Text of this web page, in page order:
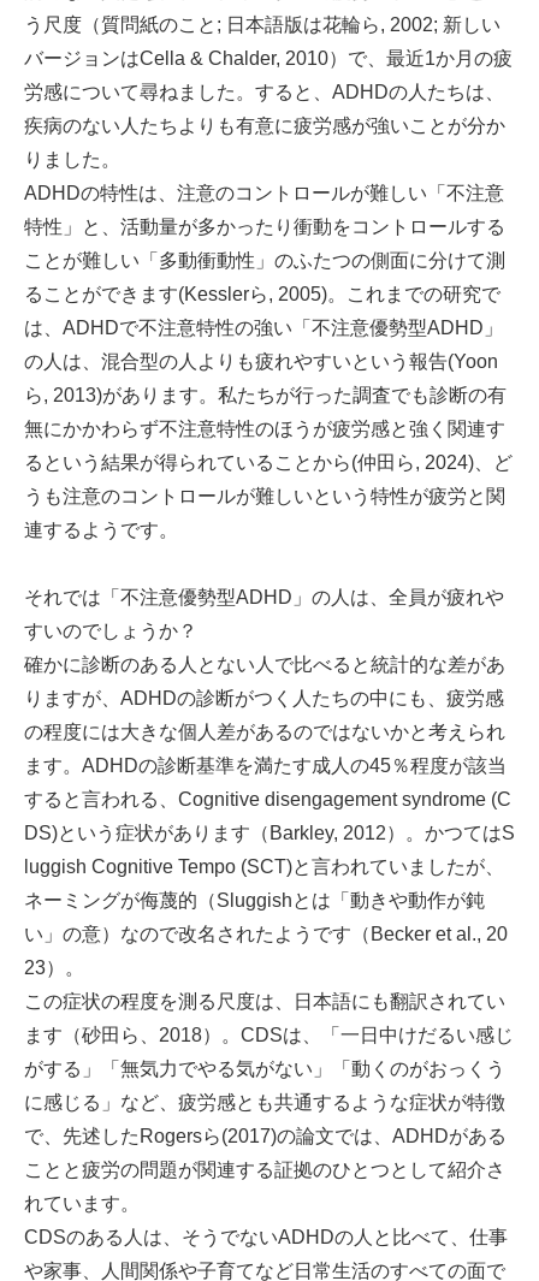
う尺度（質問紙のこと; 日本語版は花輪ら, 2002; 新しい
バージョンはCella & Chalder, 2010）で、最近1か月の疲
労感について尋ねました。すると、ADHDの人たちは、
疾病のない人たちよりも有意に疲労感が強いことが分か
りました。
ADHDの特性は、注意のコントロールが難しい「不注意
特性」と、活動量が多かったり衝動をコントロールする
ことが難しい「多動衝動性」のふたつの側面に分けて測
ることができます(Kesslerら, 2005)。これまでの研究で
は、ADHDで不注意特性の強い「不注意優勢型ADHD」
の人は、混合型の人よりも疲れやすいという報告(Yoon
ら, 2013)があります。私たちが行った調査でも診断の有
無にかかわらず不注意特性のほうが疲労感と強く関連す
るという結果が得られていることから(仲田ら, 2024)、ど
うも注意のコントロールが難しいという特性が疲労と関
連するようです。
それでは「不注意優勢型ADHD」の人は、全員が疲れや
すいのでしょうか？
確かに診断のある人とない人で比べると統計的な差があ
りますが、ADHDの診断がつく人たちの中にも、疲労感
の程度には大きな個人差があるのではないかと考えられ
ます。ADHDの診断基準を満たす成人の45％程度が該当
すると言われる、Cognitive disengagement syndrome (C
DS)という症状があります（Barkley, 2012）。かつてはS
luggish Cognitive Tempo (SCT)と言われていましたが、
ネーミングが侮蔑的（Sluggishとは「動きや動作が鈍
い」の意）なので改名されたようです（Becker et al., 20
23）。
この症状の程度を測る尺度は、日本語にも翻訳されてい
ます（砂田ら、2018）。CDSは、「一日中けだるい感じ
がする」「無気力でやる気がない」「動くのがおっくう
に感じる」など、疲労感とも共通するような症状が特徴
で、先述したRogersら(2017)の論文では、ADHDがある
ことと疲労の問題が関連する証拠のひとつとして紹介さ
れています。
CDSのある人は、そうでないADHDの人と比べて、仕事
や家事、人間関係や子育てなど日常生活のすべての面で